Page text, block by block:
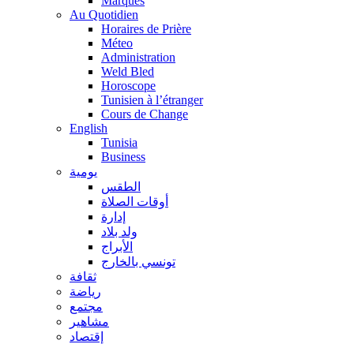
Au Quotidien
Horaires de Prière
Méteo
Administration
Weld Bled
Horoscope
Tunisien à l’étranger
Cours de Change
English
Tunisia
Business
يومية
الطقس
أوقات الصلاة
إدارة
ولد بلاد
الأبراج
تونسي بالخارج
ثقافة
رياضة
مجتمع
مشاهير
إقتصاد